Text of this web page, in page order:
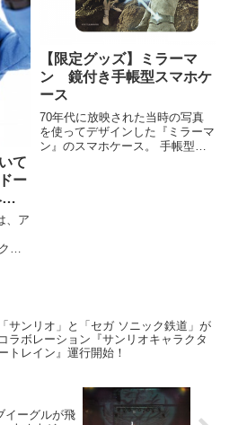
て
ー
』
、ア
コ
【限定グッズ】ミラーマ
ン 鏡付き手帳型スマホケ
ース
70年代に放映された当時の写真
を使ってデザインした『ミラーマ
ン』のスマホケース。 手帳型の
「サンリオ」と「セガ ソニック鉄道」が
コラボレーション『サンリオキャラクタ
トレイン』運行開始！
イーグルが飛